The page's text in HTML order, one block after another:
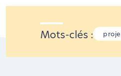
Mots-clés :